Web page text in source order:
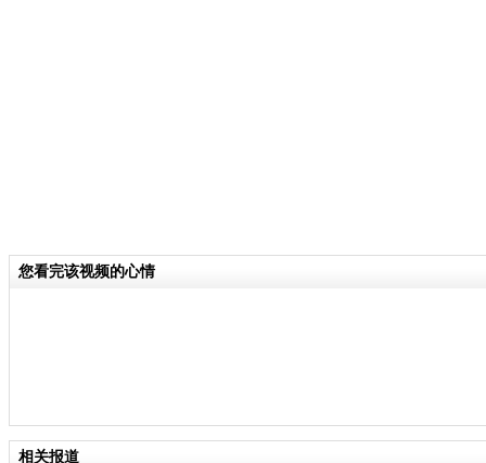
您看完该视频的心情
相关报道